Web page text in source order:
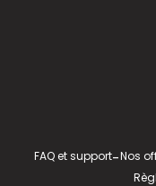
FAQ et support-Nos